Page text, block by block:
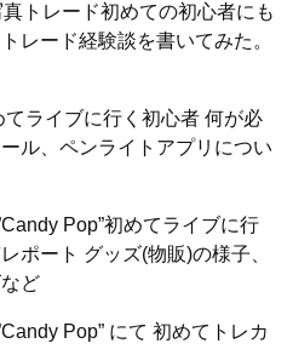
真トレード初めての初心者にも
レード経験談を書いてみた。
てライブに行く初心者 何が必
ル、ペンライトアプリについ
Pop”初めてライブに行
ポート グッズ(物販)の様子、
ど
Pop” にて 初めてトレカ